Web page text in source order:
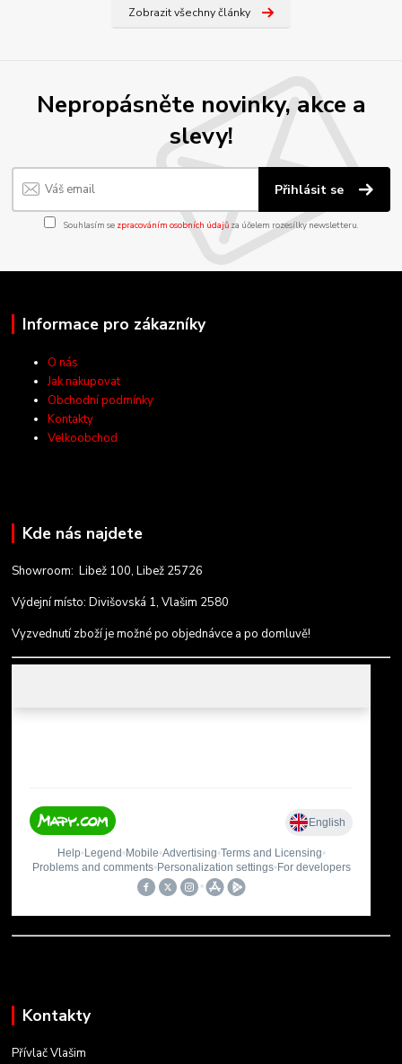
Zobrazit všechny články
Nepropásněte novinky, akce a
slevy!
Přihlásit se
Souhlasím se zpracováním osobních údajůza účelem rozesílky newsletteru.
Informace pro zákazníky
O nás
Jak nakupovat
Obchodní podmínky
Kontakty
Velkoobchod
Kde nás najdete
Showroom: Libež 100, Libež 25726
Výdejní místo: Divišovská 1, Vlašim 2580
Vyzvednutí zboží je možné po objednávce a po domluvě!
Kontakty
Přívlač Vlašim